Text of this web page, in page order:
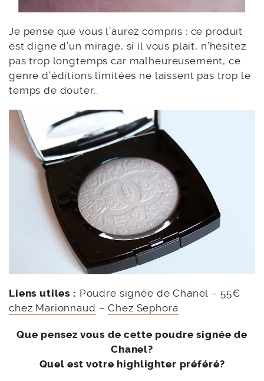
Je pense que vous l’aurez compris : ce produit
est digne d’un mirage, si il vous plait, n’hésitez
pas trop longtemps car malheureusement, ce
genre d’éditions limitées ne laissent pas trop le
temps de douter..
Liens utiles : Poudre signée de Chanel – 55€
chez Marionnaud –Chez Sephora
Que pensez vous de cette poudre signée de
Chanel?
Quel est votre highlighter préféré?